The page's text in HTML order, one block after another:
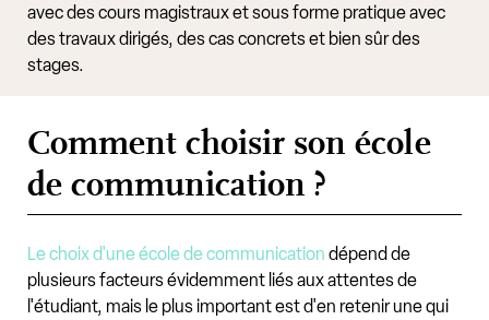
avec des cours magistraux et sous forme pratique avec
des travaux dirigés, des cas concrets et bien sûr des
stages.
Comment choisir son école
de communication ?
Le choix d'une école de communication dépend de
plusieurs facteurs évidemment liés aux attentes de
l'étudiant, mais le plus important est d'en retenir une qui